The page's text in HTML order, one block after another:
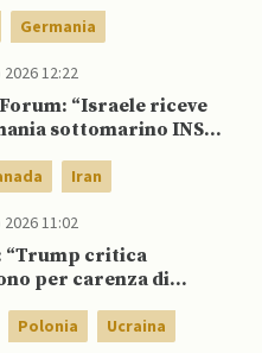
Germania
12:22
“Israele riceve
sottomarino INS
Iran
11:02
“Trump critica
per carenza di
Polonia Ucraina